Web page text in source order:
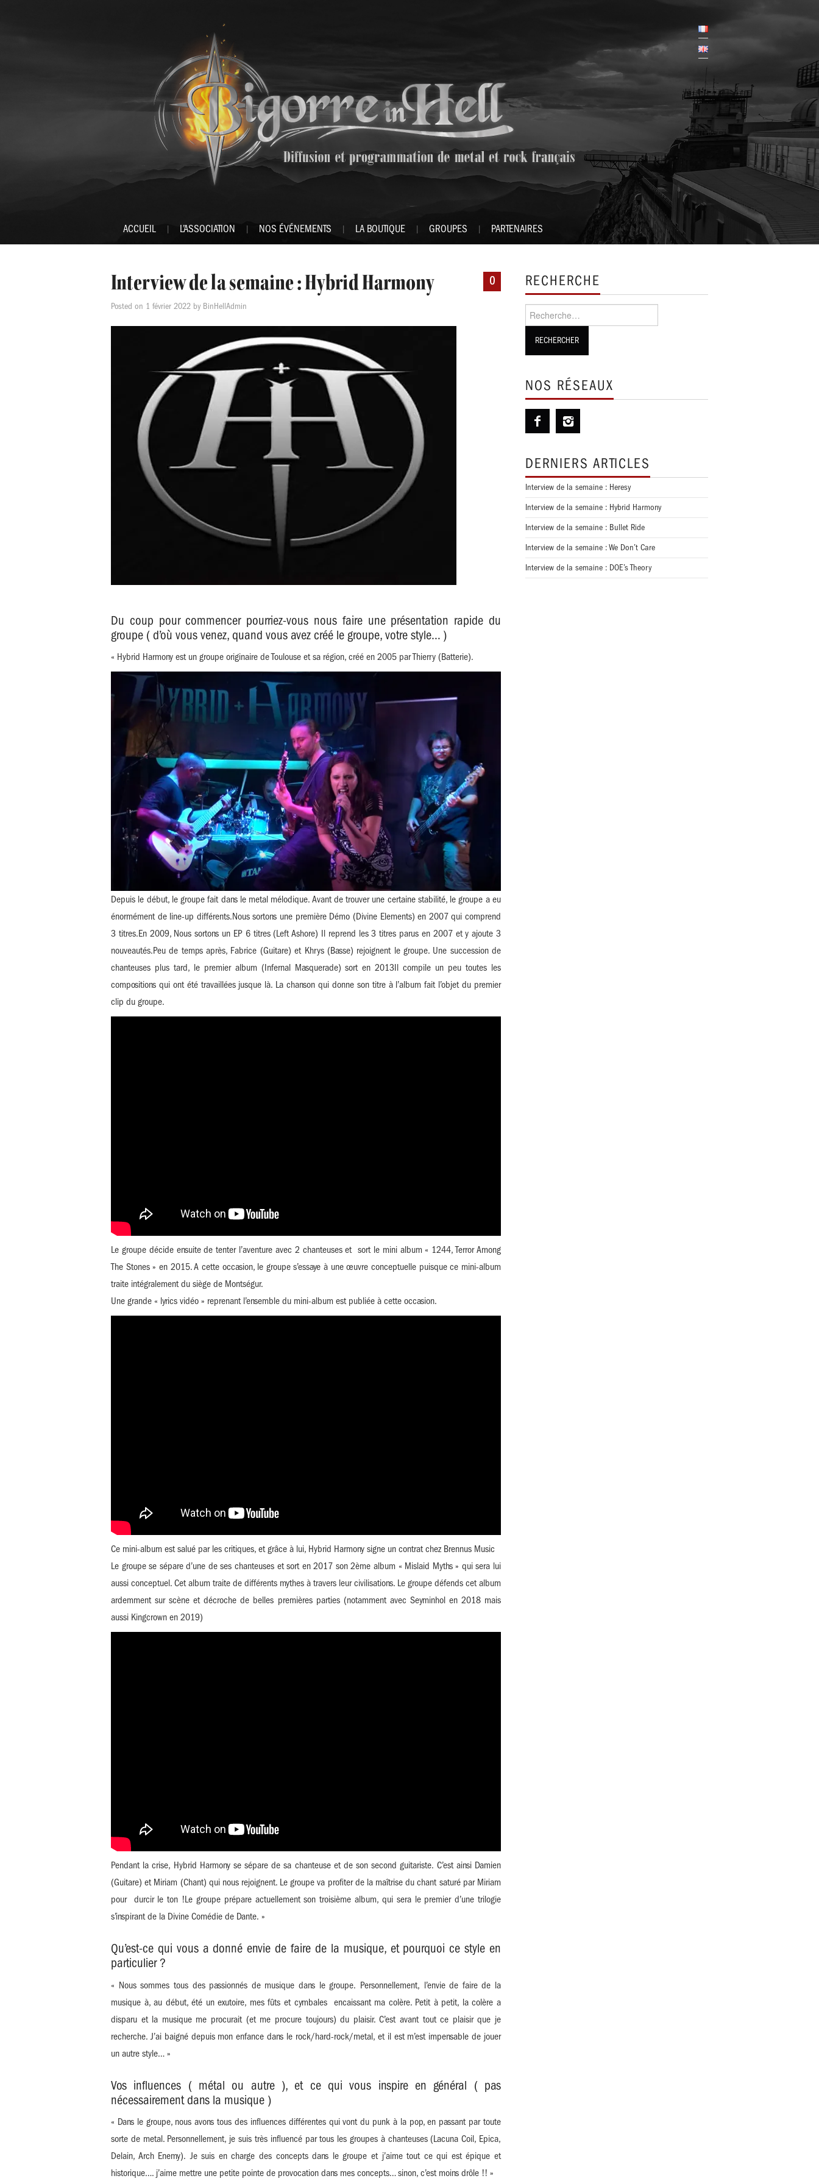
ACCUEIL L’ASSOCIATION NOS ÉVÉNEMENTS LA BOUTIQUE GROUPES PARTENAIRES
0
Interview de la semaine : Hybrid Harmony
Posted on 1 février 2022 by BinHellAdmin
Du coup pour commencer pourriez-vous nous faire une présentation rapide du
groupe ( d’où vous venez, quand vous avez créé le groupe, votre style… )
« Hybrid Harmony est un groupe originaire de Toulouse et sa région, créé en 2005 par Thierry (Batterie).
Depuis le début, le groupe fait dans le metal mélodique. Avant de trouver une certaine stabilité, le groupe a eu
énormément de line-up différents.Nous sortons une première Démo (Divine Elements) en 2007 qui comprend
3 titres.En 2009, Nous sortons un EP 6 titres (Left Ashore) Il reprend les 3 titres parus en 2007 et y ajoute 3
nouveautés.Peu de temps après, Fabrice (Guitare) et Khrys (Basse) rejoignent le groupe. Une succession de
chanteuses plus tard, le premier album (Infernal Masquerade) sort en 2013Il compile un peu toutes les
compositions qui ont été travaillées jusque là. La chanson qui donne son titre à l’album fait l’objet du premier
clip du groupe.
Le groupe décide ensuite de tenter l’aventure avec 2 chanteuses et sort le mini album « 1244, Terror Among
The Stones » en 2015. A cette occasion, le groupe s’essaye à une œuvre conceptuelle puisque ce mini-album
traite intégralement du siège de Montségur.
Une grande « lyrics vidéo » reprenant l’ensemble du mini-album est publiée à cette occasion.
Ce mini-album est salué par les critiques, et grâce à lui, Hybrid Harmony signe un contrat chez Brennus Music
Le groupe se sépare d’une de ses chanteuses et sort en 2017 son 2ème album « Mislaid Myths » qui sera lui
aussi conceptuel. Cet album traite de différents mythes à travers leur civilisations. Le groupe défends cet album
ardemment sur scène et décroche de belles premières parties (notamment avec Seyminhol en 2018 mais
aussi Kingcrown en 2019)
Pendant la crise, Hybrid Harmony se sépare de sa chanteuse et de son second guitariste. C’est ainsi Damien
(Guitare) et Miriam (Chant) qui nous rejoignent. Le groupe va profiter de la maîtrise du chant saturé par Miriam
pour durcir le ton !Le groupe prépare actuellement son troisième album, qui sera le premier d’une trilogie
s’inspirant de la Divine Comédie de Dante. »
Qu’est-ce qui vous a donné envie de faire de la musique, et pourquoi ce style en
particulier ?
« Nous sommes tous des passionnés de musique dans le groupe. Personnellement, l’envie de faire de la
musique à, au début, été un exutoire, mes fûts et cymbales encaissant ma colère. Petit à petit, la colère a
disparu et la musique me procurait (et me procure toujours) du plaisir. C’est avant tout ce plaisir que je
recherche. J’ai baigné depuis mon enfance dans le rock/hard-rock/metal, et il est m’est impensable de jouer
un autre style… »
Vos influences ( métal ou autre ), et ce qui vous inspire en général ( pas
nécessairement dans la musique )
« Dans le groupe, nous avons tous des influences différentes qui vont du punk à la pop, en passant par toute
sorte de metal. Personnellement, je suis très influencé par tous les groupes à chanteuses (Lacuna Coil, Epica,
Delain, Arch Enemy). Je suis en charge des concepts dans le groupe et j’aime tout ce qui est épique et
historique…. j’aime mettre une petite pointe de provocation dans mes concepts… sinon, c’est moins drôle !! »
RECHERCHE
NOS RÉSEAUX
DERNIERS ARTICLES
Interview de la semaine : Heresy
Interview de la semaine : Hybrid Harmony
Interview de la semaine : Bullet Ride
Interview de la semaine : We Don’t Care
Interview de la semaine : DOE’s Theory